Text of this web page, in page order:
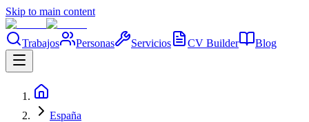
Skip to main content
Trabajos Personas Servicios CV Builder Blog
España